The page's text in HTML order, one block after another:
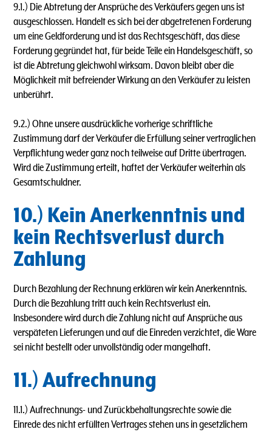
9.1.) Die Abtretung der Ansprüche des Verkäufers gegen uns ist
ausgeschlossen. Handelt es sich bei der abgetretenen Forderung
um eine Geldforderung und ist das Rechtsgeschäft, das diese
Forderung gegründet hat, für beide Teile ein Handelsgeschäft, so
ist die Abtretung gleichwohl wirksam. Davon bleibt aber die
Möglichkeit mit befreiender Wirkung an den Verkäufer zu leisten
unberührt.
9.2.) Ohne unsere ausdrückliche vorherige schriftliche
Zustimmung darf der Verkäufer die Erfüllung seiner vertraglichen
Verpflichtung weder ganz noch teilweise auf Dritte übertragen.
Wird die Zustimmung erteilt, haftet der Verkäufer weiterhin als
Gesamtschuldner.
10.) Kein Anerkenntnis und
kein Rechtsverlust durch
Zahlung
Durch Bezahlung der Rechnung erklären wir kein Anerkenntnis.
Durch die Bezahlung tritt auch kein Rechtsverlust ein.
lnsbesondere wird durch die Zahlung nicht auf Ansprüche aus
verspäteten Lieferungen und auf die Einreden verzichtet, die Ware
sei nicht bestellt oder unvollständig oder mangelhaft.
11.) Aufrechnung
11.1.) Aufrechnungs- und Zurückbehaltungsrechte sowie die
Einrede des nicht erfüllten Vertrages stehen uns in gesetzlichem